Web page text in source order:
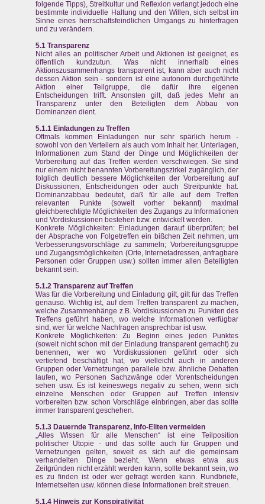
folgende Tipps), Streitkultur und Reflexion verlangt jedoch eine
bestimmte individuelle Haltung und den Willen, sich selbst im
Sinne eines herrschaftsfeindlichen Umgangs zu hinterfragen
und zu verändern.
5.1 Transparenz
Nicht alles an politischer Arbeit und Aktionen ist geeignet, es
öffentlich kundzutun. Was nicht innerhalb eines
Aktionszusammenhangs transparent ist, kann aber auch nicht
dessen Aktion sein - sondern ist eine autonom durchgeführte
Aktion einer Teilgruppe, die dafür ihre eigenen
Entscheidungen trifft. Ansonsten gilt, daß jedes Mehr an
Transparenz unter den Beteiligten dem Abbau von
Dominanzen dient.
5.1.1 Einladungen zu Treffen
Oftmals kommen Einladungen nur sehr spärlich herum -
sowohl von den Verteilern als auch vom Inhalt her. Unterlagen,
Informationen zum Stand der Dinge und Möglichkeiten der
Vorbereitung auf das Treffen werden verschwiegen. Sie sind
nur einem nicht benannten Vorbereitungszirkel zugänglich, der
folglich deutlich bessere Möglichkeiten der Vorbereitung auf
Diskussionen, Entscheidungen oder auch Streitpunkte hat.
Dominanzabbau bedeutet, daß für alle auf dem Treffen
relevanten Punkte (soweit vorher bekannt) maximal
gleichberechtigte Möglichkeiten des Zugangs zu Informationen
und Vordiskussionen bestehen bzw. entwickelt werden.
Konkrete Möglichkeiten: Einladungen darauf überprüfen; bei
der Absprache von Folgetreffen ein bißchen Zeit nehmen, um
Verbesserungsvorschläge zu sammeln; Vorbereitungsgruppe
und Zugangsmöglichkeiten (Orte, Internetadressen, anfragbare
Personen oder Gruppen usw.) sollten immer allen Beteiligten
bekannt sein.
5.1.2 Transparenz auf Treffen
Was für die Vorbereitung und Einladung gilt, gilt für das Treffen
genauso. Wichtig ist, auf dem Treffen transparent zu machen,
welche Zusammenhänge z.B. Vordiskussionen zu Punkten des
Treffens geführt haben, wo welche Informationen verfügbar
sind, wer für welche Nachfragen ansprechbar ist usw.
Konkrete Möglichkeiten: Zu Beginn eines jeden Punktes
(soweit nicht schon mit der Einladung transparent gemacht) zu
benennen, wer wo Vordiskussionen geführt oder sich
vertiefend beschäftigt hat, wo vielleicht auch in anderen
Gruppen oder Vernetzungen parallele bzw. ähnliche Debatten
laufen, wo Personen Sachzwänge oder Vorentscheidungen
sehen usw. Es ist keineswegs negativ zu sehen, wenn sich
einzelne Menschen oder Gruppen auf Treffen intensiv
vorbereiten bzw. schon Vorschläge einbringen, aber das sollte
immer transparent geschehen.
5.1.3 Dauernde Transparenz, Info-Eliten vermeiden
„Alles Wissen für alle Menschen“ ist eine Teilposition
politischer Utopie - und das sollte auch für Gruppen und
Vernetzungen gelten, soweit es sich auf die gemeinsam
verhandelten Dinge bezieht. Wenn etwas etwa aus
Zeitgründen nicht erzählt werden kann, sollte bekannt sein, wo
es zu finden ist oder wer gefragt werden kann. Rundbriefe,
Internetseiten usw. können diese Informationen breit streuen.
5.1.4 Hinweis zur Konspirativität